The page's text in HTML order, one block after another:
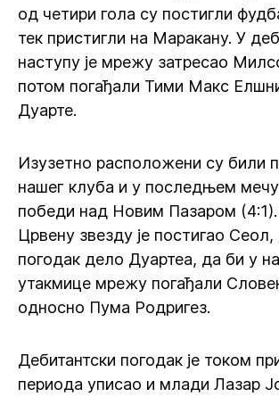
од четири гола су постигли
тек пристигли на Маракану. У
наступу је мрежу затресао
потом погађали Тими Макс
Дуарте.
Изузетно расположени су били
нашег клуба и у последњем
победи над Новим Пазаром (4:1).
Црвену звезду је постигао Сеол,
погодак дело Дуартеа, да би у
утакмице мрежу погађали
односно Пума Родригез.
Дебитантски погодак је током
периода уписао и млади Лазар